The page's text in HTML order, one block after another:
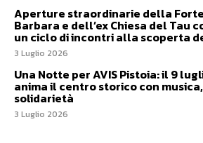
Aperture straordinarie della
Barbara e dell’ex Chiesa del Tau
un ciclo di incontri alla scoperta
3 Luglio 2026
Una Notte per AVIS Pistoia: il 9
anima il centro storico con
solidarietà
3 Luglio 2026